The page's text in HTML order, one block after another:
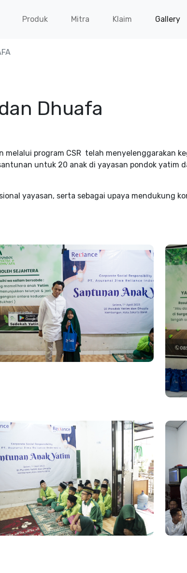
Produk Mitra Klaim Gallery
Dhuafa
melalui program CSR telah menyelenggarakan
untuk 20 anak di yayasan pondok yatim
yayasan, serta sebagai upaya mendukung